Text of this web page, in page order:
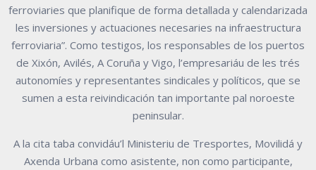
ferroviaries que planifique de forma detallada y calendarizada
les inversiones y actuaciones necesaries na infraestructura
ferroviaria”. Como testigos, los responsables de los puertos
de Xixón, Avilés, A Coruña y Vigo, l’empresariáu de les trés
autonomíes y representantes sindicales y políticos, que se
sumen a esta reivindicación tan importante pal noroeste
peninsular.
A la cita taba convidáu’l Ministeriu de Tresportes, Movilidá y
Axenda Urbana como asistente, non como participante,